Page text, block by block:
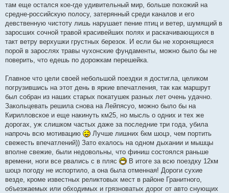
там еще остался кое-где удивительный мир, больше похожий на
средне-российскую полосу, затерянный среди каналов и его
девственную чистоту лишь нарушает пение птиц и ветер, шумящий в
заросших сочной травой красивейших полях и раскачивающихся в
такт ветру верхушки грустных березок. И если бы не хоронящиеся
порой в зарослях травы чухонские фундаменты, можно было бы не
поверить, что едешь по дорожкам перешейка.
Главное что цели своей небольшой поездки я достигла, целиком
погрузившись на этот день в яркие впечатления, так как маршрут
был собран из наших старых покатушек разных лет очень удачно.
Закольцевать решила снова на Лейпясуо, можно было бы на
Кирилловское и еще накинуть км25, но мысль о одних и тех же
дорогах, уж слишком частых даже за последние три года, убила
напрочь всю мотивацию
Лучше лишних 6км шоцэ, чем портить
свежесть впечатлений)) Зато ехалось на одном дыхании и мышцы
вполне свежие, были недовольны, что финиш состоялся раньше
времени, ноги все рвались с в пляс
В итоге за всю поездку 12км
шоцэ погоду не испортило, а она была отменная! Дороги сухие
везде, кроме известных реликтовых мест в районе Гранитного,
объезжаемых или обходимых и грязноватых дорог от авто снующих